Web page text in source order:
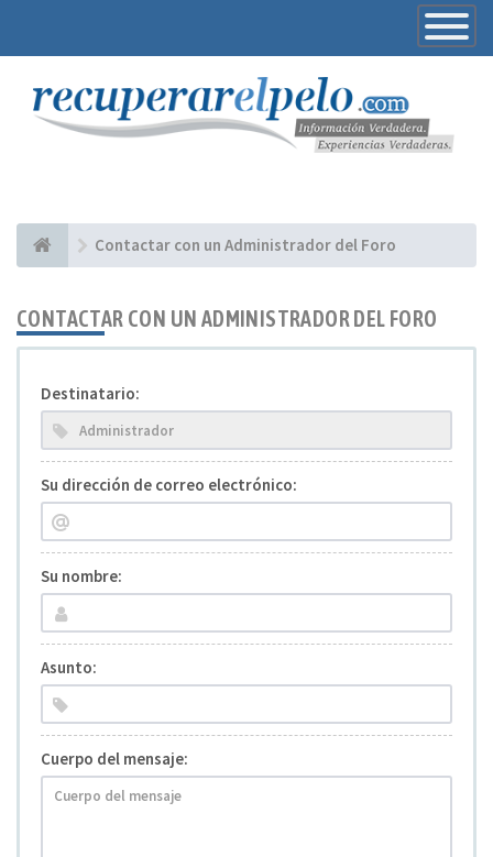
Toggle
Contactar con un Administrador del Foro
CONTACTAR CON UN ADMINISTRADOR DEL FORO
Destinatario:
Su dirección de correo electrónico:
Su nombre:
Asunto:
Cuerpo del mensaje: